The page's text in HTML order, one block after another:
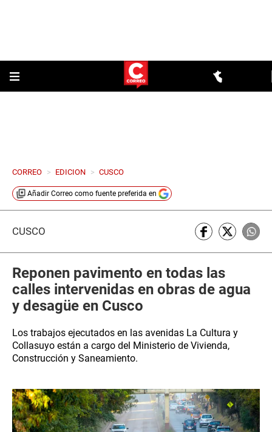
CORREO > EDICION > CUSCO
Añadir Correo como fuente preferida en
CUSCO
Reponen pavimento en todas las
calles intervenidas en obras de agua
y desagüe en Cusco
Los trabajos ejecutados en las avenidas La Cultura y
Collasuyo están a cargo del Ministerio de Vivienda,
Construcción y Saneamiento.